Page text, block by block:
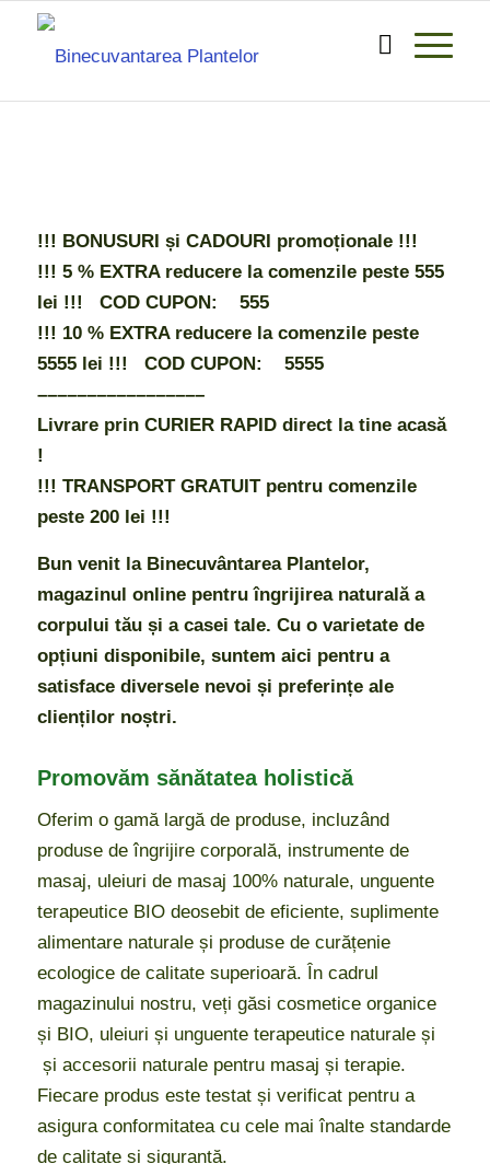
!!! BONUSURI și CADOURI promoționale !!!
!!! 5 % EXTRA reducere la comenzile peste 555
lei !!! COD CUPON: 555
!!! 10 % EXTRA reducere la comenzile peste
5555 lei !!! COD CUPON: 5555
–––––––––––––––––
Livrare prin CURIER RAPID direct la tine acasă
!
!!! TRANSPORT GRATUIT pentru comenzile
peste 200 lei !!!
Bun venit la Binecuvântarea Plantelor,
magazinul online pentru îngrijirea naturală a
corpului tău și a casei tale. Cu o varietate de
opțiuni disponibile, suntem aici pentru a
satisface diversele nevoi și preferințe ale
clienților noștri.
Promovăm sănătatea holistică
Oferim o gamă largă de produse, incluzând
produse de îngrijire corporală, instrumente de
masaj, uleiuri de masaj 100% naturale, unguente
terapeutice BIO deosebit de eficiente, suplimente
alimentare naturale și produse de curățenie
ecologice de calitate superioară. În cadrul
magazinului nostru, veți găsi cosmetice organice
și BIO, uleiuri și unguente terapeutice naturale și
și accesorii naturale pentru masaj și terapie.
Fiecare produs este testat și verificat pentru a
asigura conformitatea cu cele mai înalte standarde
de calitate și siguranță.